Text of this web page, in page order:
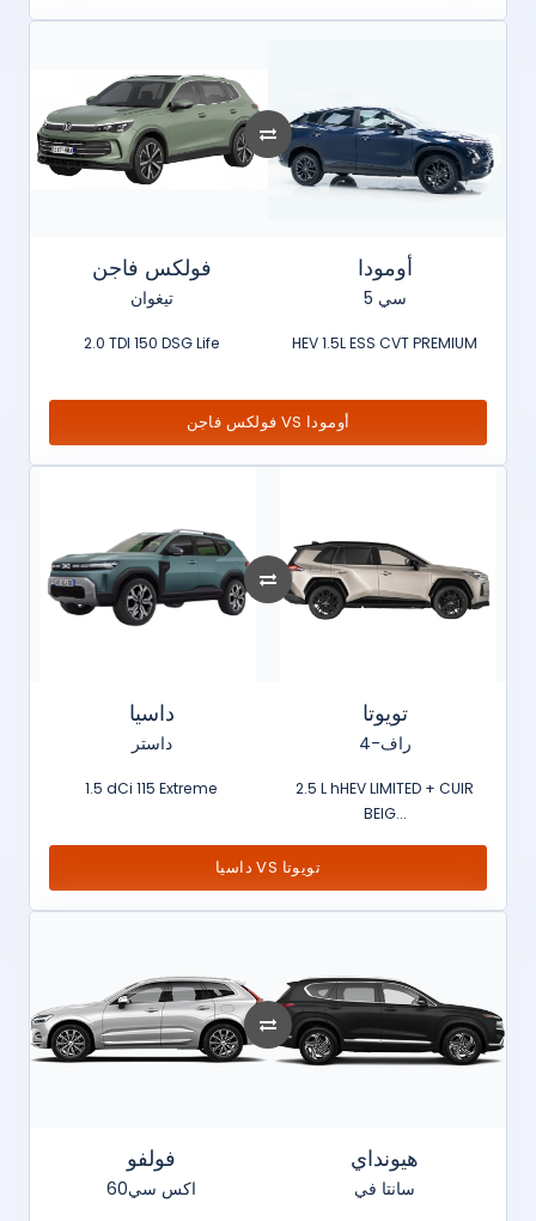
فولكس فاجن
تيغوان
2.0 TDI 150 DSG Life
أومودا
سي 5
HEV 1.5L ESS CVT PREMIUM
فولكس فاجن VS أومودا
داسيا
داستر
1.5 dCi 115 Extreme
تويوتا
راف-4
2.5 L hHEV LIMITED + CUIR
BEIG...
داسيا VS تويوتا
فولفو
اكس سي60
هيونداي
سانتا في